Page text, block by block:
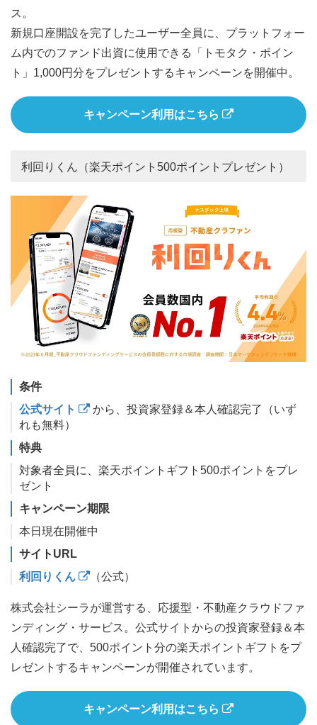
ス。
新規口座開設を完了したユーザー全員に、プラットフォー
ム内でのファンド出資に使用できる「トモタク・ポイン
ト」1,000円分をプレゼントするキャンペーンを開催中。
キャンペーン利用はこちら
利回りくん（楽天ポイント500ポイントプレゼント）
条件
公式サイト
から、投資家登録＆本人確認完了（いず
れも無料）
特典
対象者全員に、楽天ポイントギフト500ポイントをプレ
ゼント
キャンペーン期限
本日現在開催中
サイトURL
利回りくん
（公式）
株式会社シーラが運営する、応援型・不動産クラウドファ
ンディング・サービス。公式サイトからの投資家登録＆本
人確認完了で、500ポイント分の楽天ポイントギフトをプ
レゼントするキャンペーンが開催されています。
キャンペーン利用はこちら